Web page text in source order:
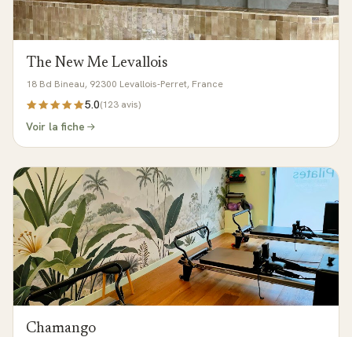
The New Me Levallois
18 Bd Bineau, 92300 Levallois-Perret, France
5.0(123 avis)
Voir la fiche
Chamango